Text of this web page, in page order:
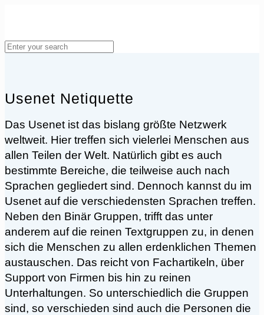
Usenet Netiquette
Das Usenet ist das bislang größte Netzwerk
weltweit. Hier treffen sich vielerlei Menschen aus
allen Teilen der Welt. Natürlich gibt es auch
bestimmte Bereiche, die teilweise auch nach
Sprachen gegliedert sind. Dennoch kannst du im
Usenet auf die verschiedensten Sprachen treffen.
Neben den Binär Gruppen, trifft das unter
anderem auf die reinen Textgruppen zu, in denen
sich die Menschen zu allen erdenklichen Themen
austauschen. Das reicht von Fachartikeln, über
Support von Firmen bis hin zu reinen
Unterhaltungen. So unterschiedlich die Gruppen
sind, so verschieden sind auch die Personen die